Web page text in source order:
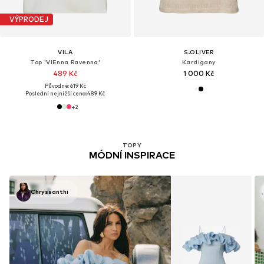
VÝPRODEJ
VILA
Top 'VIEnna Ravenna'
489 Kč
Původně: 619 Kč
Poslední nejnižší cena:489 Kč
+2
S.OLIVER
Kardigany
1 000 Kč
TOPY
MÓDNÍ INSPIRACE
Chryssanthi